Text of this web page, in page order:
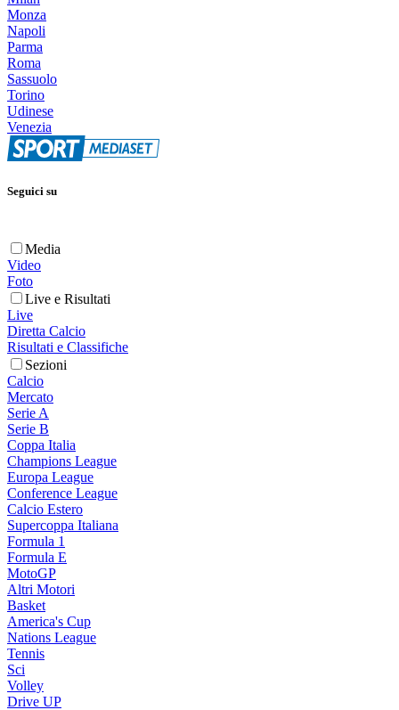
Monza
Napoli
Parma
Roma
Sassuolo
Torino
Udinese
Venezia
Seguici su
Media
Video
Foto
Live e Risultati
Live
Diretta Calcio
Risultati e Classifiche
Sezioni
Calcio
Mercato
Serie A
Serie B
Coppa Italia
Champions League
Europa League
Conference League
Calcio Estero
Supercoppa Italiana
Formula 1
Formula E
MotoGP
Altri Motori
Basket
America's Cup
Nations League
Tennis
Sci
Volley
Drive UP